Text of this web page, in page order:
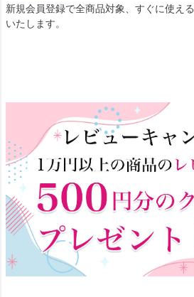
新規会員登録で全商品対象、すぐに使え
いたします。